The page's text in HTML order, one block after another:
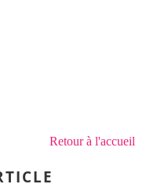
Retour à l'accueil